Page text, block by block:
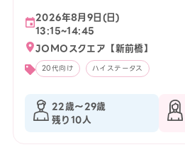
2026年8月9日(日)
13:15~14:45
JOMOスクエア【新前橋】
20代向け ハイステータス
22歳〜29歳
残り10人